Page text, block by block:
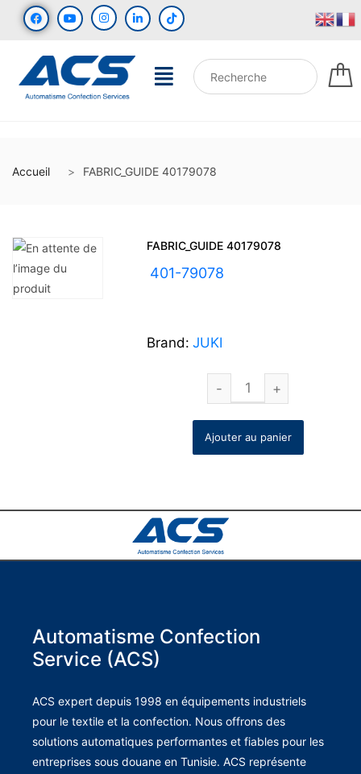
Accueil FABRIC_GUIDE 40179078
FABRIC_GUIDE 40179078
401-79078
Brand: JUKI
Ajouter au panier
Automatisme Confection
Service (ACS)
ACS expert depuis 1998 en équipements industriels
pour le textile et la confection. Nous offrons des
solutions automatiques performantes et fiables pour les
entreprises sous douane en Tunisie. ACS représente